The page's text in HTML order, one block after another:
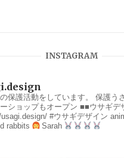
INSTAGRAM
保護活動をしています。
保護う
ショップもオープン ■■ウサギデ
#ウサギデザイン
rabbits
Sarah